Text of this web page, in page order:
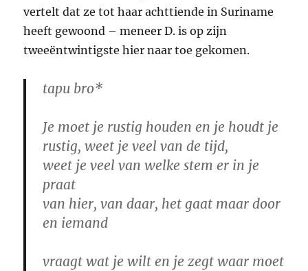
vertelt dat ze tot haar achttiende in Suriname
heeft gewoond – meneer D. is op zijn
tweeëntwintigste hier naar toe gekomen.
tapu bro*
Je moet je rustig houden en je houdt je
rustig, weet je veel van de tijd,
weet je veel van welke stem er in je
praat
van hier, van daar, het gaat maar door
en iemand
vraagt wat je wilt en je zegt waar moet